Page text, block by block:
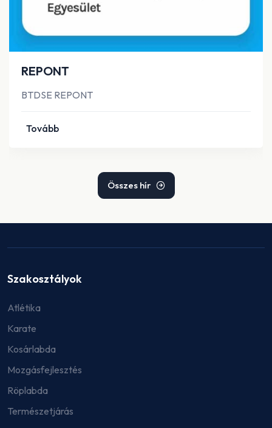
REPONT
BTDSE REPONT
Tovább
Összes hír
Szakosztályok
Atlétika
Karate
Kosárlabda
Mozgásfejlesztés
Röplabda
Természetjárás